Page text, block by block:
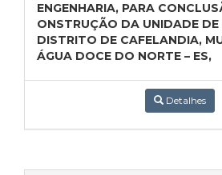
ENGENHARIA, PARA
ONSTRUÇÃO DA UNIDADE
DISTRITO DE CAFELANDIA,
ÁGUA DOCE DO NORTE – ES,
Detalhes